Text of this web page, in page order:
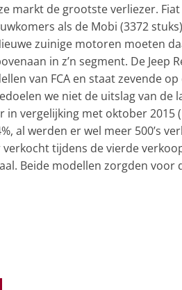
markt de grootste verliezer.
als de Mobi (3372
zuinige motoren moeten
in z’n segment. De Jeep
van FCA en staat zevende
we niet de uitslag van de
in vergelijking met oktober 2015
al werden er wel meer 500’s
tijdens de vierde
Beide modellen zorgden voor